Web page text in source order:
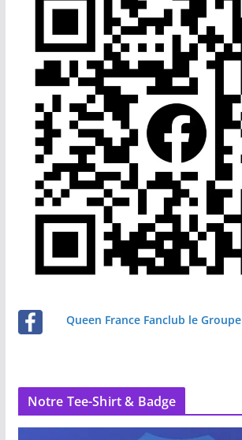
Queen France Fanclub le Groupe
Notre Tee-Shirt & Badge